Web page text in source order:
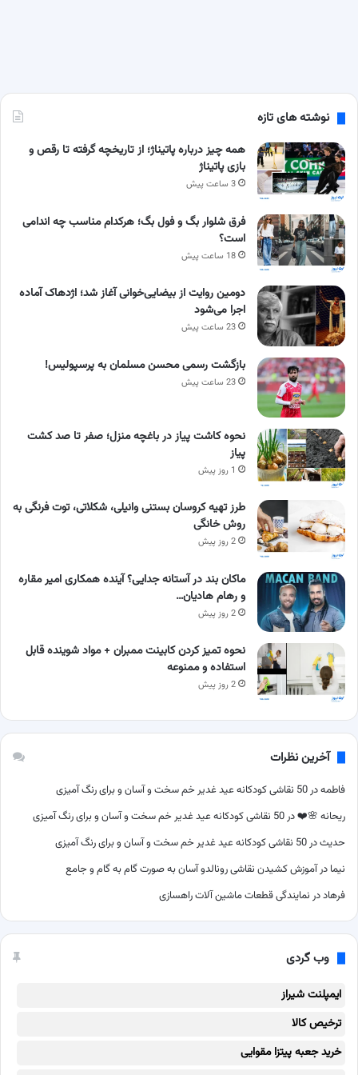
نوشته های تازه
همه چیز درباره پاتیناژ؛ از تاریخچه گرفته تا رقص و
بازی پاتیناژ
3 ساعت پیش
فرق شلوار بگ و فول بگ؛ هرکدام مناسب چه اندامی
است؟
18 ساعت پیش
دومین روایت از بیضایی‌خوانی آغاز شد؛ اژدهاک آماده
اجرا می‌شود
23 ساعت پیش
بازگشت رسمی محسن مسلمان به پرسپولیس!
23 ساعت پیش
نحوه کاشت پیاز در باغچه منزل؛ صفر تا صد کشت
پیاز
1 روز پیش
طرز تهیه کروسان بستنی وانیلی، شکلاتی، توت فرنگی به
روش خانگی
2 روز پیش
ماکان بند در آستانه جدایی؟ آینده همکاری امیر مقاره
و رهام هادیان…
2 روز پیش
نحوه تمیز کردن کابینت ممبران + مواد شوینده قابل
استفاده و ممنوعه
2 روز پیش
آخرین نظرات
فاطمهدر 50 نقاشی کودکانه عید غدیر خم سخت و آسان و برای رنگ آمیزی
ریحانه 🌸❤️در 50 نقاشی کودکانه عید غدیر خم سخت و آسان و برای رنگ آمیزی
حدیثدر 50 نقاشی کودکانه عید غدیر خم سخت و آسان و برای رنگ آمیزی
نیما درآموزش کشیدن نقاشی رونالدو آسان به صورت گام به گام و جامع
فرهاددر نمایندگی قطعات ماشین آلات راهسازی
وب گردی
ایمپلنت شیراز
ترخیص کالا
خرید جعبه پیتزا مقوایی